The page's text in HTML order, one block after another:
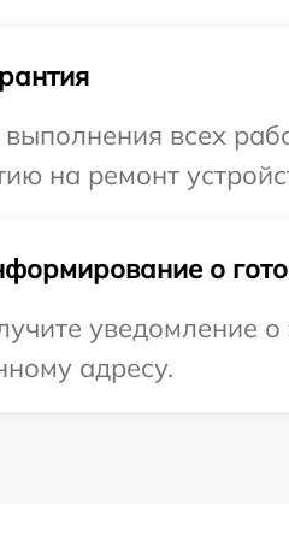
всех
на ремонт
о
уведомление
адресу.